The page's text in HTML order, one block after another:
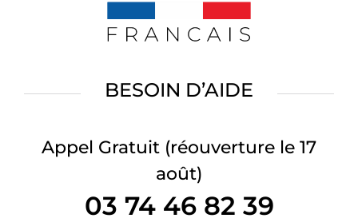
BESOIN D’AIDE
Appel Gratuit (réouverture le 17
août)
03 74 46 82 39